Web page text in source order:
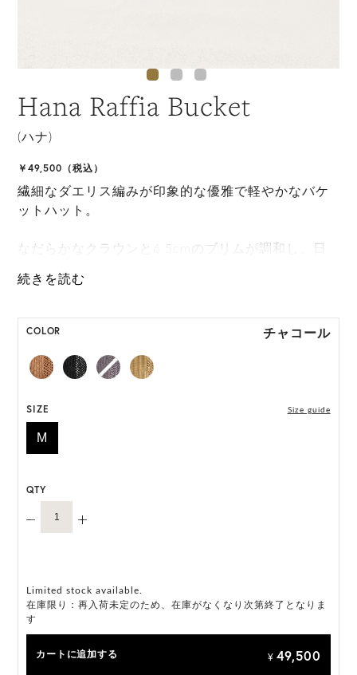
Hana Raffia Bucket
(ハナ)
￥49,500（税込）
繊細なダエリス編みが印象的な優雅で軽やかなバケ
ットハット。
なだらかなクラウンと6.5cmのブリムが調和し、日
ます。
ONE SIZE展開の商品:ONE SIZE 57.5cm
*天然素材を用いたハンドメイドのため、サイズ・色
HAT BOX に収納できない商品です。
COLOR チャコール
SIZE Size guide
M
QTY
Limited stock available.
在庫限り：再入荷未定のため、在庫がなくなり次第終了となりま
す
カートに追加する ¥ 49,500